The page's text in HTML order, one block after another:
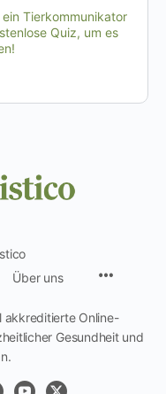
Tierkommunikator
Quiz, um es
Über uns
akkreditierte Online-
Gesundheit und